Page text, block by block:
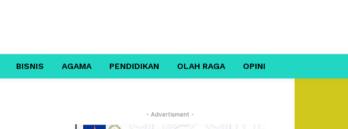
BISNIS AGAMA PENDIDIKAN OLAH RAGA OPINI
- Advertisment -